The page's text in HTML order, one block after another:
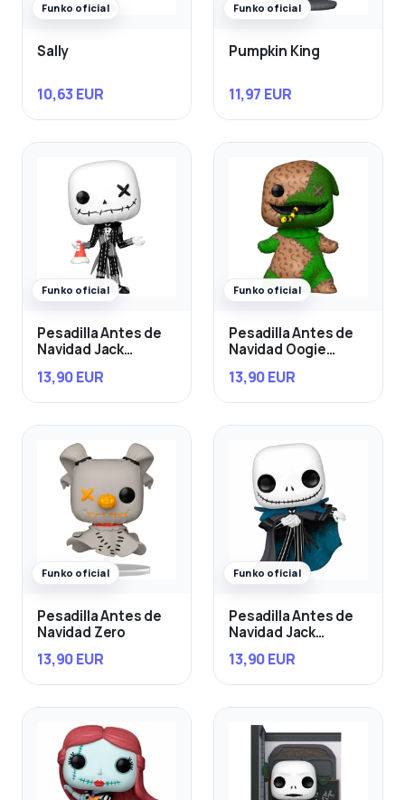
Funko oficial
Sally
10,63 EUR
Funko oficial
Pumpkin King
11,97 EUR
Funko oficial
Pesadilla Antes de
Navidad Jack
13,90 EUR
Funko oficial
Pesadilla Antes de
Navidad Oogie
13,90 EUR
Funko oficial
Pesadilla Antes de
Navidad Zero
13,90 EUR
Funko oficial
Pesadilla Antes de
Navidad Jack
13,90 EUR